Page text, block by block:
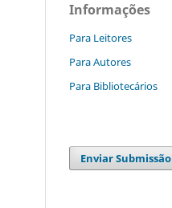
Informações
Para Leitores
Para Autores
Para Bibliotecários
Enviar Submissão